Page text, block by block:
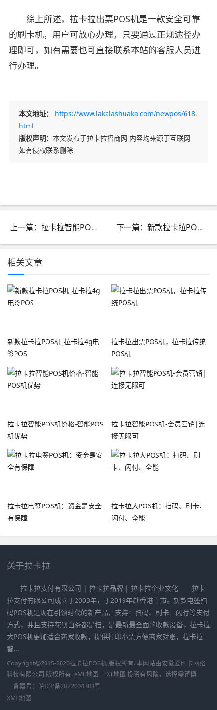
综上所述，拉卡拉出票POS机是一款安全可靠
的刷卡机，用户可放心办理，只要通过正规途径办
理即可，如有需要也可直接联系本站的客服人员进
行办理。
本文地址：
https://www.lakalashuaka.com/newpos/618.
html
版权声明： 本文发布于拉卡拉招商网 内容均来源于互联网
如有侵权联系删除
上一篇：拉卡拉智能POS机价格-智能POS机优势 下一篇：新款拉卡拉POS机_拉卡拉4g电签POS机
相关文章
新款拉卡拉POS机_拉卡拉4g电
签POS
拉卡拉出票POS机，拉卡拉传统
POS机
拉卡拉智能POS机价格-智能POS
机优势
拉卡拉智能POS机-会员营销|连
接无限可
拉卡拉电签POS机：资金是安全
有保障
拉卡拉大POS机：扫码、刷卡、
闪付、全能
关于拉卡拉
拉卡拉支付有限公司 | 拉卡拉品牌 | 拉卡拉企业文化 拉卡
拉支付有限公司成立于2003年，于2019年赴香港上市。新款电签扫
码POS机是现在引领时代的新产品，支持：扫码、刷卡、闪付等支付
方式，并且支持花呗白条都是扫，是最新最全面的收款设备，拉卡拉
大POS机更加适合商家收款，提供打印小票方便商家对账，拉卡拉
智...
Copyright 2015-2020拉卡拉POS机 版权所有. 本网站由安徽爱刷卡网络
科技有限公司 版权所有. XML地图 TXT地图 投资有风险，选择需谨慎
备案号： 皖ICP备2022004303号
XML地图